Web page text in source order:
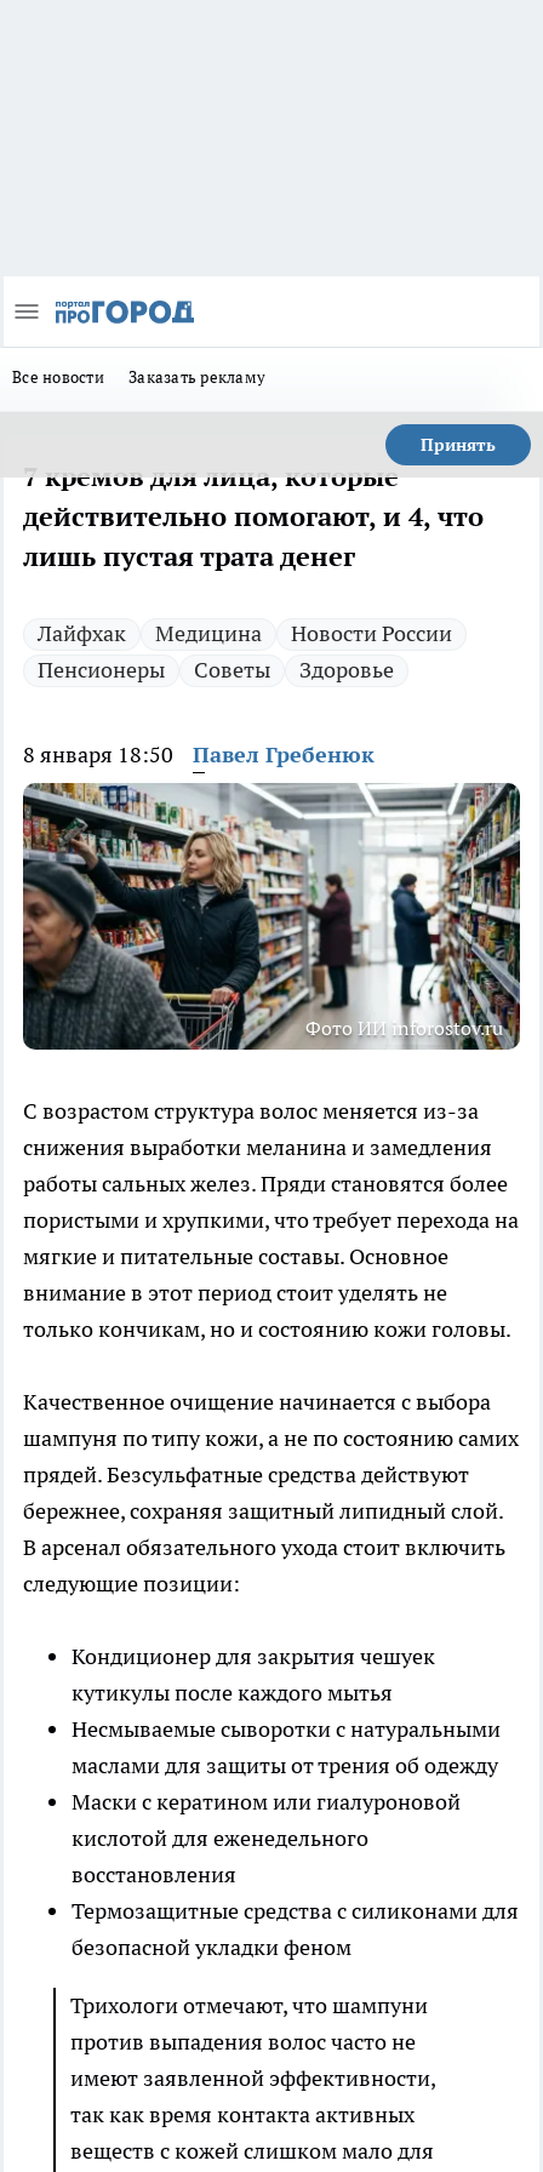
Все новости Заказать рекламу
Принять
7 кремов для лица, которые
действительно помогают, и 4, что
лишь пустая трата денег
Лайфхак Медицина
Новости России
Пенсионеры
Советы Здоровье
8 января 18:50 Павел Гребенюк
Фото ИИ inforostov.ru
С возрастом структура волос меняется из-за
снижения выработки меланина и замедления
работы сальных желез. Пряди становятся более
пористыми и хрупкими, что требует перехода на
мягкие и питательные составы. Основное
внимание в этот период стоит уделять не
только кончикам, но и состоянию кожи головы.
Качественное очищение начинается с выбора
шампуня по типу кожи, а не по состоянию самих
прядей. Безсульфатные средства действуют
бережнее, сохраняя защитный липидный слой.
В арсенал обязательного ухода стоит включить
следующие позиции:
Кондиционер для закрытия чешуек
кутикулы после каждого мытья
Несмываемые сыворотки с натуральными
маслами для защиты от трения об одежду
Маски с кератином или гиалуроновой
кислотой для еженедельного
восстановления
Термозащитные средства с силиконами для
безопасной укладки феном
Трихологи отмечают, что шампуни
против выпадения волос часто не
имеют заявленной эффективности,
так как время контакта активных
веществ с кожей слишком мало для